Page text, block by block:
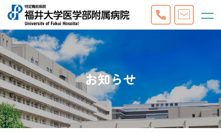
お知らせ